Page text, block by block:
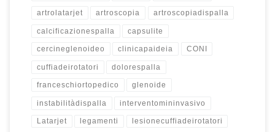
artrolatarjet artroscopia artroscopiadispalla
calcificazionespalla capsulite
cercineglenoideo clinicapaideia CONI
cuffiadeirotatori dolorespalla
franceschiortopedico glenoide
instabilitàdispalla interventomininvasivo
Latarjet legamenti lesionecuffiadeirotatori